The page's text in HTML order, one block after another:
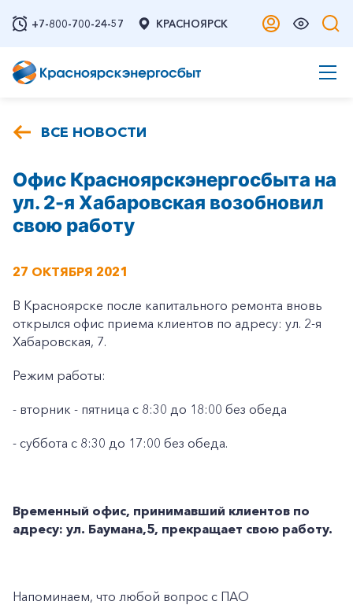
+7-800-700-24-57 КРАСНОЯРСК
ВСЕ НОВОСТИ
Офис Красноярскэнергосбыта на
ул. 2-я Хабаровская возобновил
свою работу
27 ОКТЯБРЯ 2021
В Красноярске после капитального ремонта вновь
открылся офис приема клиентов по адресу: ул. 2-я
Хабаровская, 7.
Режим работы:
- вторник - пятница с 8:30 до 18:00 без обеда
- суббота с 8:30 до 17:00 без обеда.
Временный офис, принимавший клиентов по
адресу: ул. Баумана,5, прекращает свою работу.
Напоминаем, что любой вопрос с ПАО